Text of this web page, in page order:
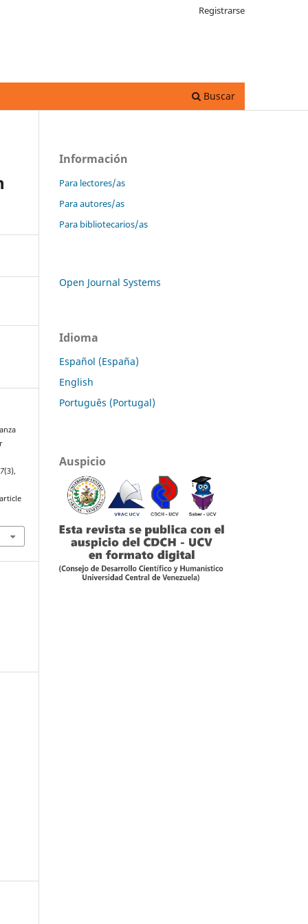
Buscar
Registrarse
(3),
Información
Para lectores/as
Para autores/as
Para bibliotecarios/as
Open Journal Systems
Idioma
Español (España)
English
Português (Portugal)
Auspicio